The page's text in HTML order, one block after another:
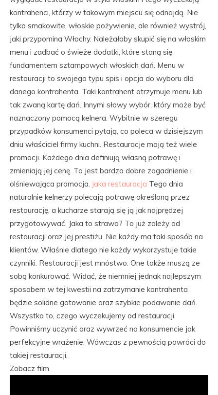
kontrahenci, którzy w takowym miejscu się odnajdą. Nie
tylko smakowite, włoskie pożywienie, ale również wystrój,
jaki przypomina Włochy. Należałoby skupić się na włoskim
menu i zadbać o świeże dodatki, które staną się
fundamentem sztampowych włoskich dań. Menu w
restauracji to swojego typu spis i opcja do wyboru dla
danego kontrahenta. Taki kontrahent otrzymuje menu lub
tak zwaną kartę dań. Innymi słowy wybór, który może być
naznaczony pomocą kelnera. Wybitnie w szeregu
przypadków konsumenci pytają, co poleca w dzisiejszym
dniu właściciel firmy kuchni. Restauracje mają też wiele
promocji. Każdego dnia definiują własną potrawę i
zmieniają jej cenę. To jest bardzo dobre zagadnienie i
olśniewająca promocja. jaka restauracja Tego dnia
naturalnie kelnerzy polecają potrawę określoną przez
restaurację, a kucharze starają się ją jak najprędzej
przygotowywać. Jaka to strawa? To już zależy od
restauracji oraz jej prestiżu. Nie każdy ma taki sposób na
klientów. Właśnie dlatego nie każdy wykorzystuje takie
czynniki. Restauracji jest mnóstwo. One także muszą ze
sobą konkurować. Widać, że niemniej jednak najlepszym
sposobem w tej kwestii na zatrzymanie kontrahenta
będzie solidne gotowanie oraz szybkie podawanie dań.
Wszystko to, czego wyczekujemy od restauracji.
Powinniśmy uczynić oraz wywrzeć na konsumencie jak
perfekcyjne wrażenie. Wówczas z pewnością powróci do
takiej restauracji.
Zobacz film